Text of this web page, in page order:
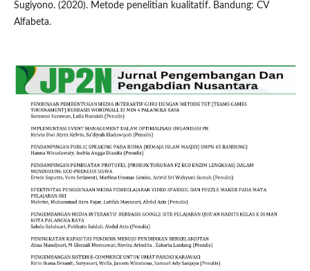
Sugiyono. (2020). Metode penelitian kualitatif. Bandung: CV
Alfabeta.